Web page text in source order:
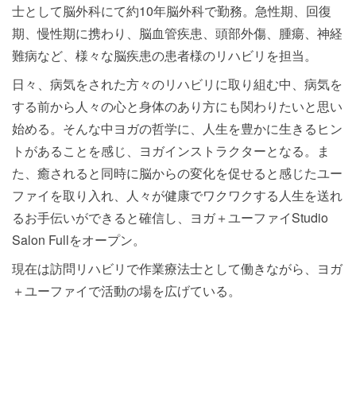
士として脳外科にて約10年脳外科で勤務。急性期、回復
期、慢性期に携わり、脳血管疾患、頭部外傷、腫瘍、神経
難病など、様々な脳疾患の患者様のリハビリを担当。
日々、病気をされた方々のリハビリに取り組む中、病気を
する前から人々の心と身体のあり方にも関わりたいと思い
始める。そんな中ヨガの哲学に、人生を豊かに生きるヒン
トがあることを感じ、ヨガインストラクターとなる。ま
た、癒されると同時に脳からの変化を促せると感じたユー
ファイを取り入れ、人々が健康でワクワクする人生を送れ
るお手伝いができると確信し、ヨガ＋ユーファイStudio
Salon Fullをオープン。
現在は訪問リハビリで作業療法士として働きながら、ヨガ
＋ユーファイで活動の場を広げている。